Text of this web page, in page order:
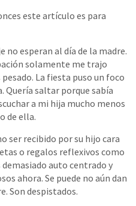
este artículo es para
no esperan al día de la madre.
solamente me trajo
La fiesta puso un foco
Quería saltar porque sabía
a mi hija mucho menos
de ella.
ser recibido por su hijo cara
o regalos reflexivos como
demasiado auto centrado y
ahora. Se puede no aún dan
Son despistados.